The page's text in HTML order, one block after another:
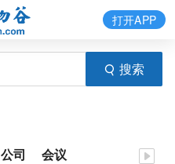
搜索
打开APP
公司 会议